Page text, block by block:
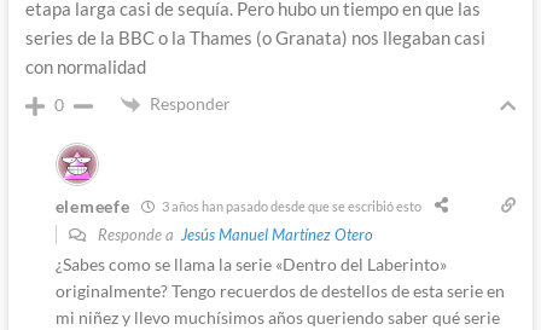
etapa larga casi de sequía. Pero hubo un tiempo en que las
series de la BBC o la Thames (o Granata) nos llegaban casi
con normalidad
0 Responder
elemeefe 3 años han pasado desde que se escribió esto
Responde a Jesús Manuel Martínez Otero
¿Sabes como se llama la serie «Dentro del Laberinto»
originalmente? Tengo recuerdos de destellos de esta serie en
mi niñez y llevo muchísimos años queriendo saber qué serie